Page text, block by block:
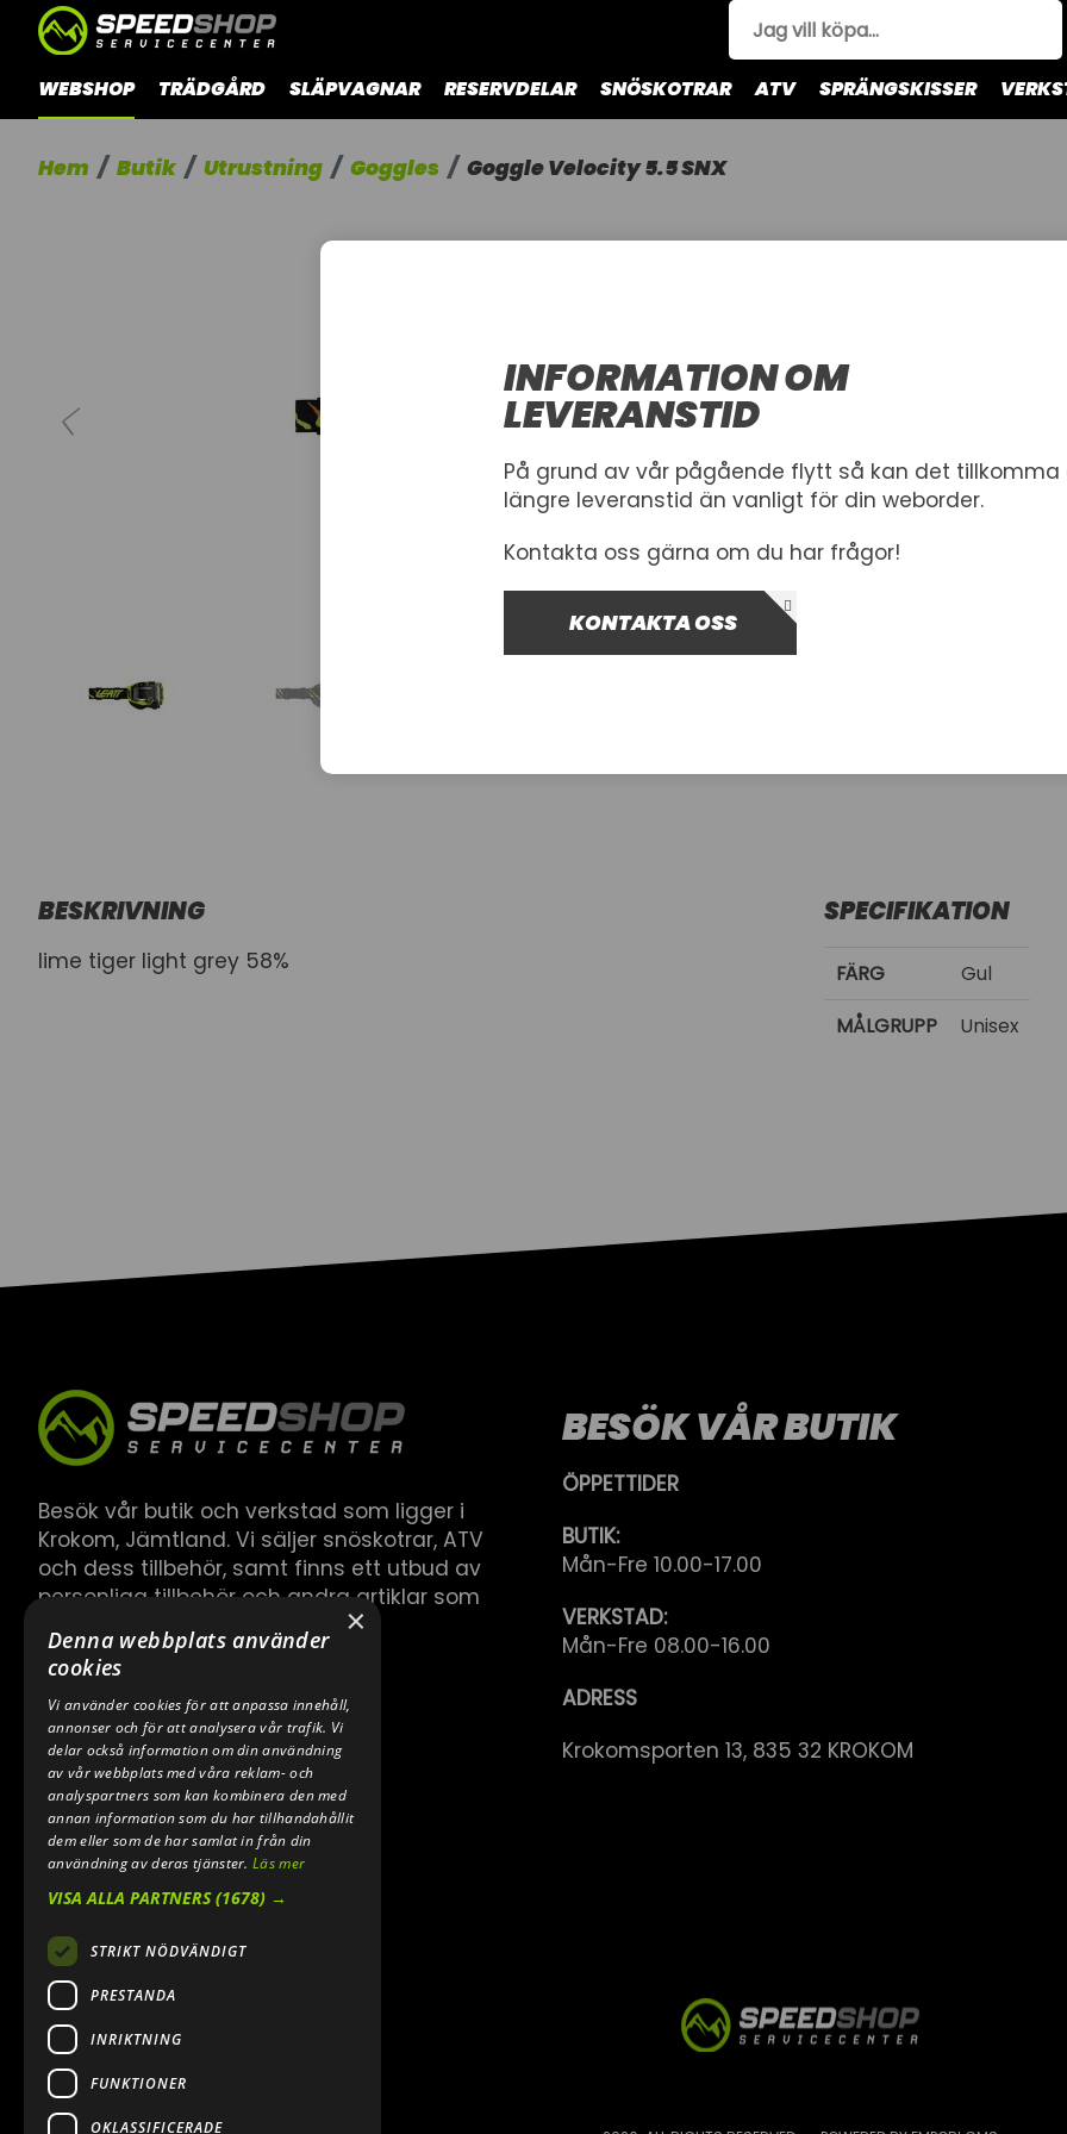
WEBSHOP TRÄDGÅRD SLÄPVAGNAR RESERVDELAR SNÖSKOTRAR ATV SPRÄNGSKISSER
Hem Butik Utrustning Goggles Goggle Velocity 5.5 SNX
GOGGLE
LEATT
TIGER LIGHT
LEATT
1002835 684-232007
Inkl. moms
BESKRIVNING
lime tiger light grey 58%
SPECIFIKATION
FÄRG Gul
MÅLGRUPP Unisex
Besök vår butik och verkstad som ligger i
Krokom, Jämtland. Vi säljer snöskotrar, ATV
och dess tillbehör, samt finns ett utbud av
personliga tillbehör och andra artiklar som
hör till.
BESÖK VÅR BUTIK
ÖPPETTIDER
BUTIK:
Mån-Fre 10.00-17.00
VERKSTAD:
Mån-Fre 08.00-16.00
ADRESS
Krokomsporten 13, 835 32 KROKOM
INFORMATION OM
LEVERANSTID
På grund av vår pågående flytt så kan det tillkomma
längre leveranstid än vanligt för din weborder.
Kontakta oss gärna om du har frågor!
KONTAKTA OSS
×
Denna webbplats använder
cookies
Vi använder cookies för att anpassa innehåll,
annonser och för att analysera vår trafik. Vi
delar också information om din användning
av vår webbplats med våra reklam- och
analyspartners som kan kombinera den med
annan information som du har tillhandahållit
dem eller som de har samlat in från din
användning av deras tjänster.Läs mer
VISA ALLA PARTNERS(1678) →
STRIKT NÖDVÄNDIGT
PRESTANDA
INRIKTNING
FUNKTIONER
OKLASSIFICERADE